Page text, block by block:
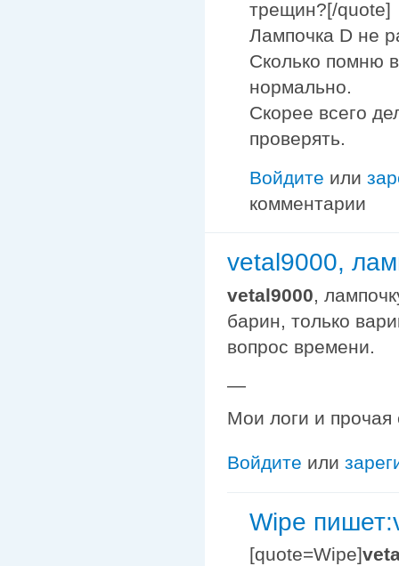
трещин?[/quote]
Лампочка D не
Сколько помню
нормально.
Скорее всего
проверять.
Войдите или
комментарии
vetal9000,
vetal9000,
барин, только
вопрос времени.
—
Мои логи и
Войдите или
Wipe
[quote=Wipe]